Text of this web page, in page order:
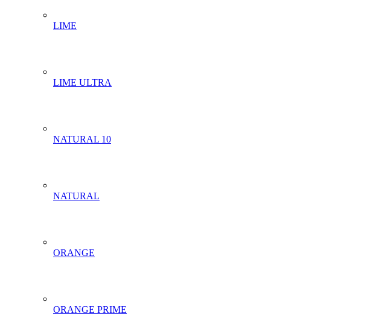
LIME
LIME ULTRA
NATURAL 10
NATURAL
ORANGE
ORANGE PRIME